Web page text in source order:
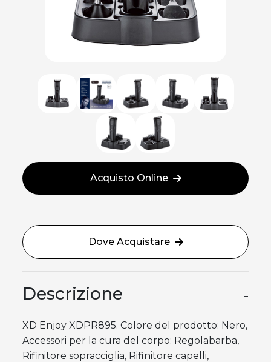
Acquisto Online
Dove Acquistare
Descrizione −
XD Enjoy XDPR895. Colore del prodotto: Nero,
Accessori per la cura del corpo: Regolabarba,
Rifinitore sopracciglia, Rifinitore capelli,